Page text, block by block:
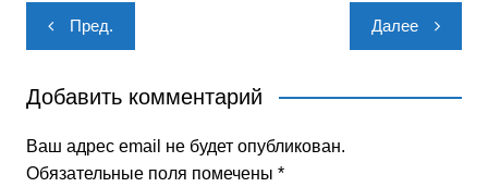
Навигация
по
записям
Пред. Далее
Добавить комментарий
Ваш адрес email не будет опубликован.
Обязательные поля помечены *